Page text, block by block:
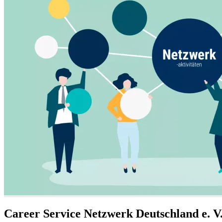
Career Service Netzwerk Deutschland e.